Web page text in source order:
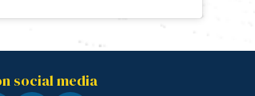
social media